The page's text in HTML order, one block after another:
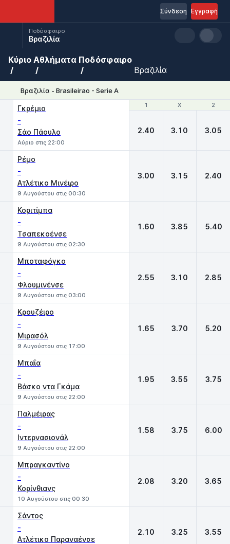
Εγγραφή
Σύνδεση
Ποδόσφαιρο
Βραζιλία
Κύριο Αθλήματα Ποδόσφαιρο
Βραζιλία
Βραζιλία - Brasileirao - Serie A
1 X 2
Γκρέμιο
-
Σάο Πάουλο
Αύριο στις 22:00
1 X 2
2.40 3.10 3.05
Ρέμο
-
Ατλέτικο Μινέιρο
9 Αυγούστου στις 00:30
3.00 3.15 2.40
Κοριτίμπα
-
Τσαπεκοένσε
9 Αυγούστου στις 02:30
1.60 3.85 5.40
Μποταφόγκο
-
Φλουμινένσε
9 Αυγούστου στις 03:00
2.55 3.10 2.85
Κρουζέιρο
-
Μιρασόλ
9 Αυγούστου στις 17:00
1.65 3.70 5.20
Μπαΐα
-
Βάσκο ντα Γκάμα
9 Αυγούστου στις 22:00
1.95 3.55 3.75
Παλμέιρας
-
Ιντερνασιονάλ
9 Αυγούστου στις 22:00
1.58 3.75 6.00
Μπραγκαντίνο
-
Κορίνθιανς
10 Αυγούστου στις 00:30
2.08 3.20 3.65
Σάντος
-
Ατλέτικο Παραναένσε
2.10 3.25 3.55